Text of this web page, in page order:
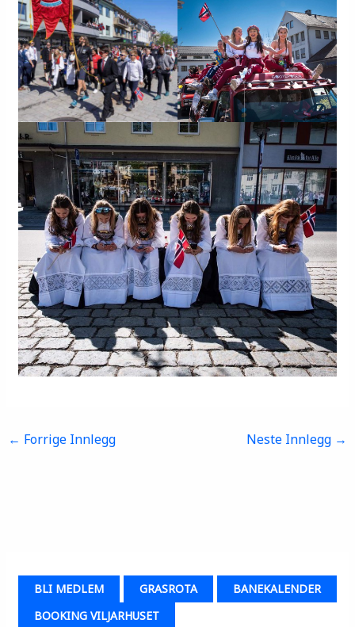
← Forrige Innlegg Neste Innlegg →
BLI MEDLEM GRASROTA
BANEKALENDER
BOOKING VILJARHUSET